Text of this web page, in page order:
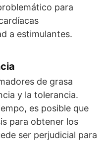
para
a estimulantes.
de grasa
y la tolerancia.
es posible que
para obtener los
ser perjudicial para